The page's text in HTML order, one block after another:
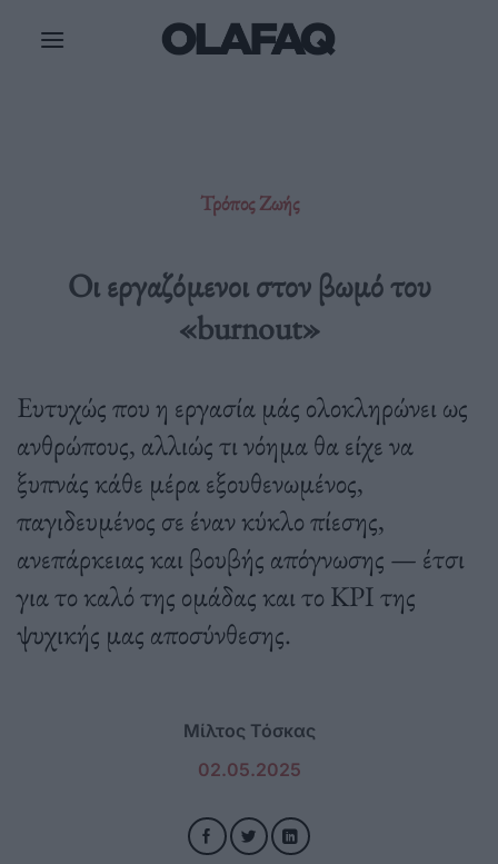
Τρόπος Ζωής
Οι εργαζόμενοι στον βωμό του
«burnout»
Ευτυχώς που η εργασία μάς ολοκληρώνει ως
ανθρώπους, αλλιώς τι νόημα θα είχε να
ξυπνάς κάθε μέρα εξουθενωμένος,
παγιδευμένος σε έναν κύκλο πίεσης,
ανεπάρκειας και βουβής απόγνωσης — έτσι
για το καλό της ομάδας και το KPI της
ψυχικής μας αποσύνθεσης.
Μίλτος Τόσκας
02.05.2025